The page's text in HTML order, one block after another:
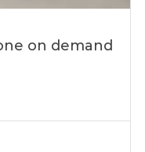
on demand